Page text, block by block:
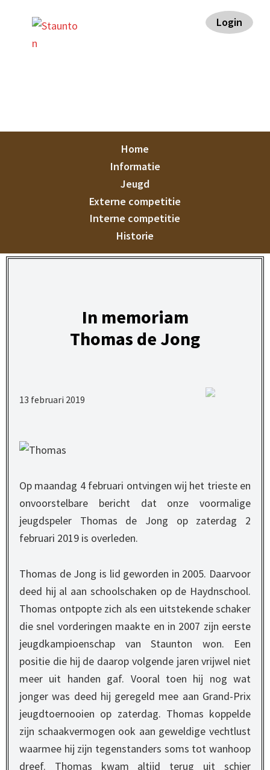
Login
Home
Informatie
Jeugd
Externe competitie
Interne competitie
Historie
In memoriam
Thomas de Jong
13 februari 2019
Op maandag 4 februari ontvingen wij het trieste en
onvoorstelbare bericht dat onze voormalige
jeugdspeler Thomas de Jong op zaterdag 2
februari 2019 is overleden.
Thomas de Jong is lid geworden in 2005. Daarvoor
deed hij al aan schoolschaken op de Haydnschool.
Thomas ontpopte zich als een uitstekende schaker
die snel vorderingen maakte en in 2007 zijn eerste
jeugdkampioenschap van Staunton won. Een
positie die hij de daarop volgende jaren vrijwel niet
meer uit handen gaf. Vooral toen hij nog wat
jonger was deed hij geregeld mee aan Grand-Prix
jeugdtoernooien op zaterdag. Thomas koppelde
zijn schaakvermogen ook aan geweldige vechtlust
waarmee hij zijn tegenstanders soms tot wanhoop
dreef. Thomas kwam altijd terug uit schier